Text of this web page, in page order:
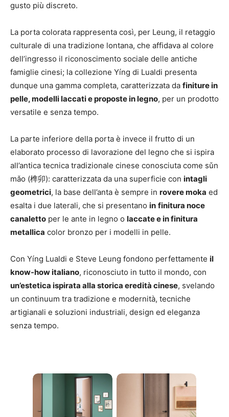
gusto più discreto.
La porta colorata rappresenta così, per Leung, il retaggio
culturale di una tradizione lontana, che affidava al colore
dell’ingresso il riconoscimento sociale delle antiche
famiglie cinesi; la collezione Yíng di Lualdi presenta
dunque una gamma completa, caratterizzata da finiture in
pelle, modelli laccati e proposte in legno, per un prodotto
versatile e senza tempo.
La parte inferiore della porta è invece il frutto di un
elaborato processo di lavorazione del legno che si ispira
all’antica tecnica tradizionale cinese conosciuta come sǔn
mǎo (榫卯): caratterizzata da una superficie con intagli
geometrici, la base dell’anta è sempre in rovere moka ed
esalta i due laterali, che si presentano in finitura noce
canaletto per le ante in legno o laccate e in finitura
metallica color bronzo per i modelli in pelle.
Con Yíng Lualdi e Steve Leung fondono perfettamente il
know-how italiano, riconosciuto in tutto il mondo, con
un’estetica ispirata alla storica eredità cinese, svelando
un continuum tra tradizione e modernità, tecniche
artigianali e soluzioni industriali, design ed eleganza
senza tempo.